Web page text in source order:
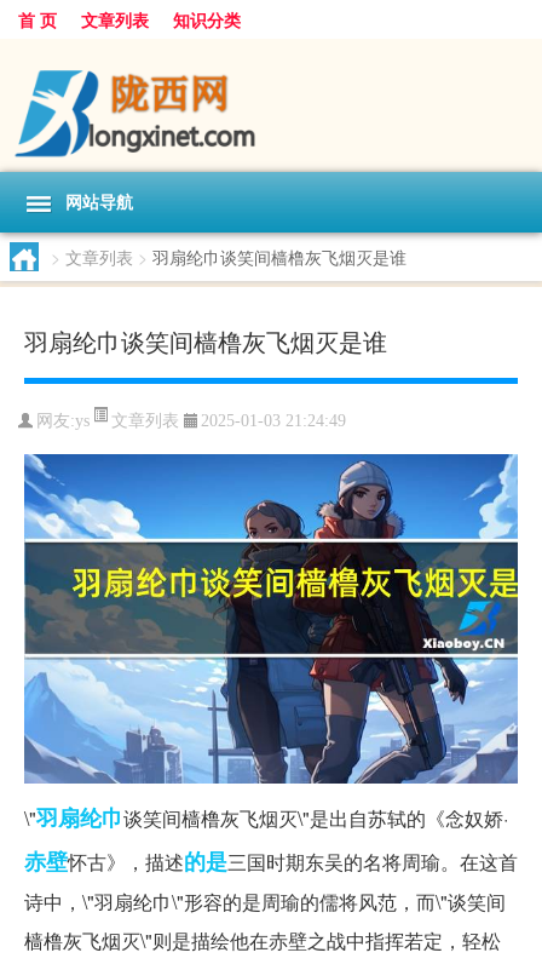
首 页 文章列表 知识分类
网站导航
> 文章列表 > 羽扇纶巾谈笑间樯橹灰飞烟灭是谁
羽扇纶巾谈笑间樯橹灰飞烟灭是谁
网友:ys 文章列表 2025-01-03 21:24:49
\"羽扇纶巾谈笑间樯橹灰飞烟灭\"是出自苏轼的《念奴娇·
赤壁怀古》，描述的是三国时期东吴的名将周瑜。在这首
诗中，\"羽扇纶巾\"形容的是周瑜的儒将风范，而\"谈笑间
樯橹灰飞烟灭\"则是描绘他在赤壁之战中指挥若定，轻松